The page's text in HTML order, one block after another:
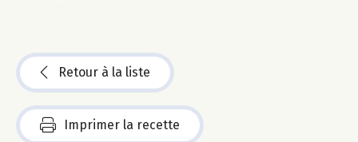
Retour à la liste
Imprimer la recette